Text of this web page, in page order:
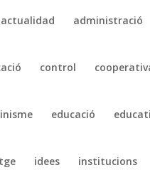
actualidad administració
control
educació
idees institucions